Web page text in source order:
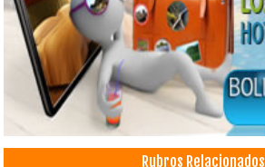
Rubros Relacionados